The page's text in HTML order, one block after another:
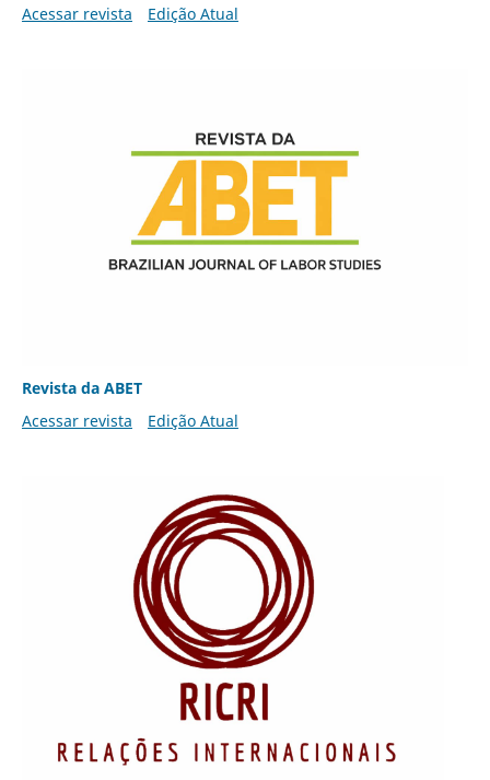
Acessar revista Edição Atual
Revista da ABET
Acessar revista
Edição Atual